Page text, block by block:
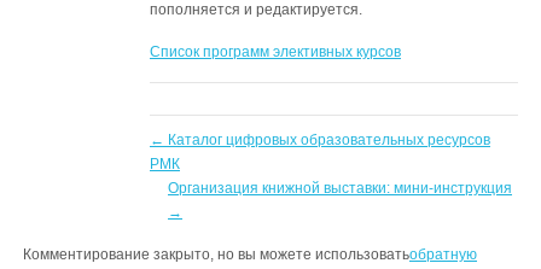
пополняется и редактируется.
Список программ элективных курсов
← Каталог цифровых образовательных ресурсов
РМК
Организация книжной выставки: мини-инструкция
→
Комментирование закрыто, но вы можете использоватьобратную